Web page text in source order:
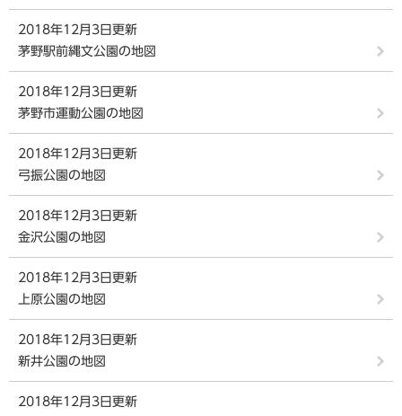
2018年12月3日更新
茅野駅前縄文公園の地図
2018年12月3日更新
茅野市運動公園の地図
2018年12月3日更新
弓振公園の地図
2018年12月3日更新
金沢公園の地図
2018年12月3日更新
上原公園の地図
2018年12月3日更新
新井公園の地図
2018年12月3日更新